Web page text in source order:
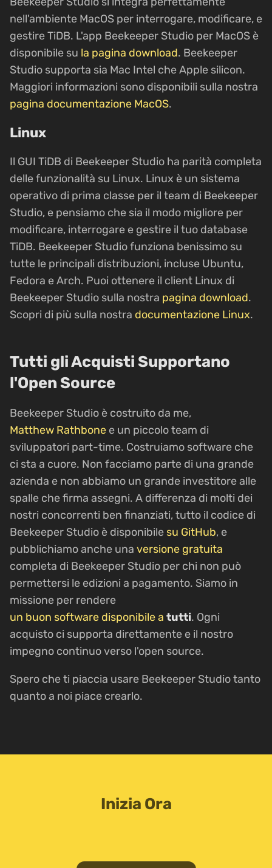
nell'ambiente MacOS per interrogare, modificare, e
gestire TiDB. L'app Beekeeper Studio per MacOS è
disponibile su la pagina download. Beekeeper
Studio supporta sia Mac Intel che Apple silicon.
Maggiori informazioni sono disponibili sulla nostra
pagina documentazione MacOS.
Linux
Il GUI TiDB di Beekeeper Studio ha parità completa
delle funzionalità su Linux. Linux è un sistema
operativo di prima classe per il team di Beekeeper
Studio, e pensiamo che sia il modo migliore per
modificare, interrogare e gestire il tuo database
TiDB. Beekeeper Studio funziona benissimo su
tutte le principali distribuzioni, incluse Ubuntu,
Fedora e Arch. Puoi ottenere il client Linux di
Beekeeper Studio sulla nostra pagina download.
Scopri di più sulla nostra documentazione Linux.
Tutti gli Acquisti Supportano
l'Open Source
Beekeeper Studio è costruito da me,
Matthew Rathbone e un piccolo team di
sviluppatori part-time. Costruiamo software che
ci sta a cuore. Non facciamo parte di una grande
azienda e non abbiamo un grande investitore alle
spalle che firma assegni. A differenza di molti dei
nostri concorrenti ben finanziati, tutto il codice di
Beekeeper Studio è disponibile su GitHub, e
pubblichiamo anche una versione gratuita
completa di Beekeeper Studio per chi non può
permettersi le edizioni a pagamento. Siamo in
missione per rendere
un buon software disponibile a tutti. Ogni
acquisto ci supporta direttamente e il nostro
impegno continuo verso l'open source.
Spero che ti piaccia usare Beekeeper Studio tanto
quanto a noi piace crearlo.
Inizia Ora